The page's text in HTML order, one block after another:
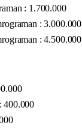
: 1.700.000
: 3.000.000
: 4.500.000
400.000